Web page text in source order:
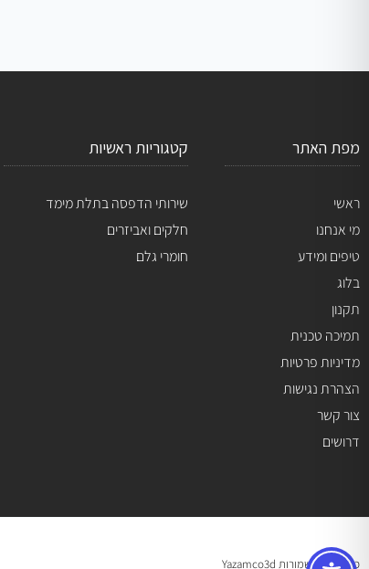
מפת האתר
ראשי
מי אנחנו
טיפים ומידע
בלוג
תקנון
תמיכה טכנית
מדיניות פרטיות
הצהרת נגישות
צור קשר
דרושים
קטגוריות ראשיות
שירותי הדפסה בתלת מימד
חלקים ואביזרים
חומרי גלם
כל הזכויות שמורות Yazamco3d